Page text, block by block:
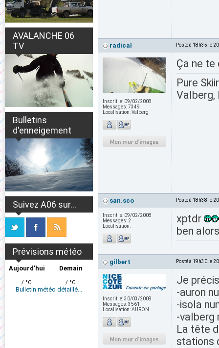
AVALANCHE 06
TV
Bulletins
d'enneigement
Suivez A06 sur...
Prévisions météo
Aujourd'hui
/ °C
Demain
/ °C
Bulletin météo détaillé...
radical Posté à 18h35 le
Inscrit le: 09/02/2008
Messages:7349
Localisation:Valberg
Ça ne
Pure
Valberg,
san.sco Posté à 18h38 le
Inscrit le: 09/02/2008
Messages: 2
Localisation:
xptdr
ben
gilbert Posté à 19h30 le
Inscrit le:30/03/2008
Messages:3561
Localisation:AURON
Je
-auron
-isola
-valberg
La tête
stations